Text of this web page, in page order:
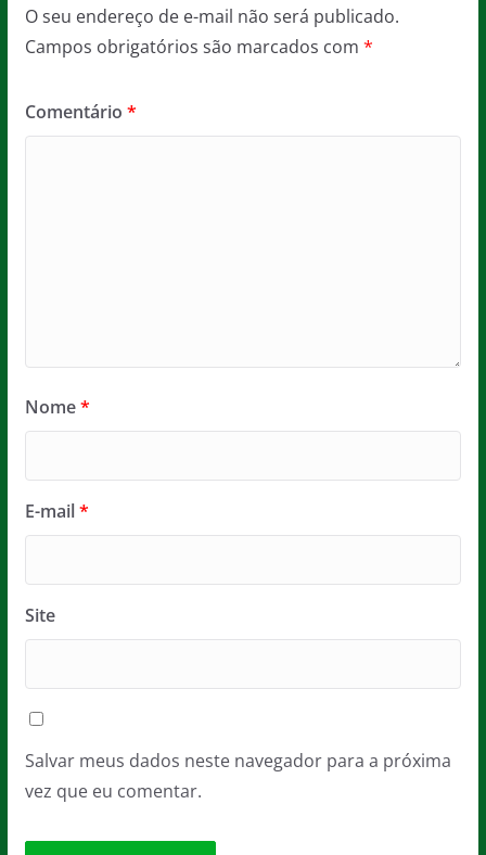
O seu endereço de e-mail não será publicado.
Campos obrigatórios são marcados com *
Comentário *
Nome*
E-mail*
Site
Salvar meus dados neste navegador para a próxima
vez que eu comentar.